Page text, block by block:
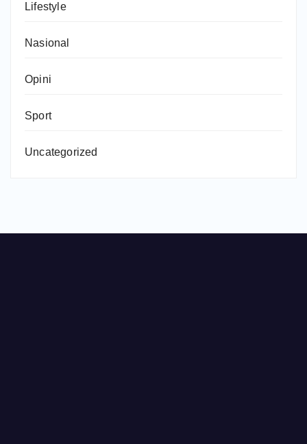
Lifestyle
Nasional
Opini
Sport
Uncategorized